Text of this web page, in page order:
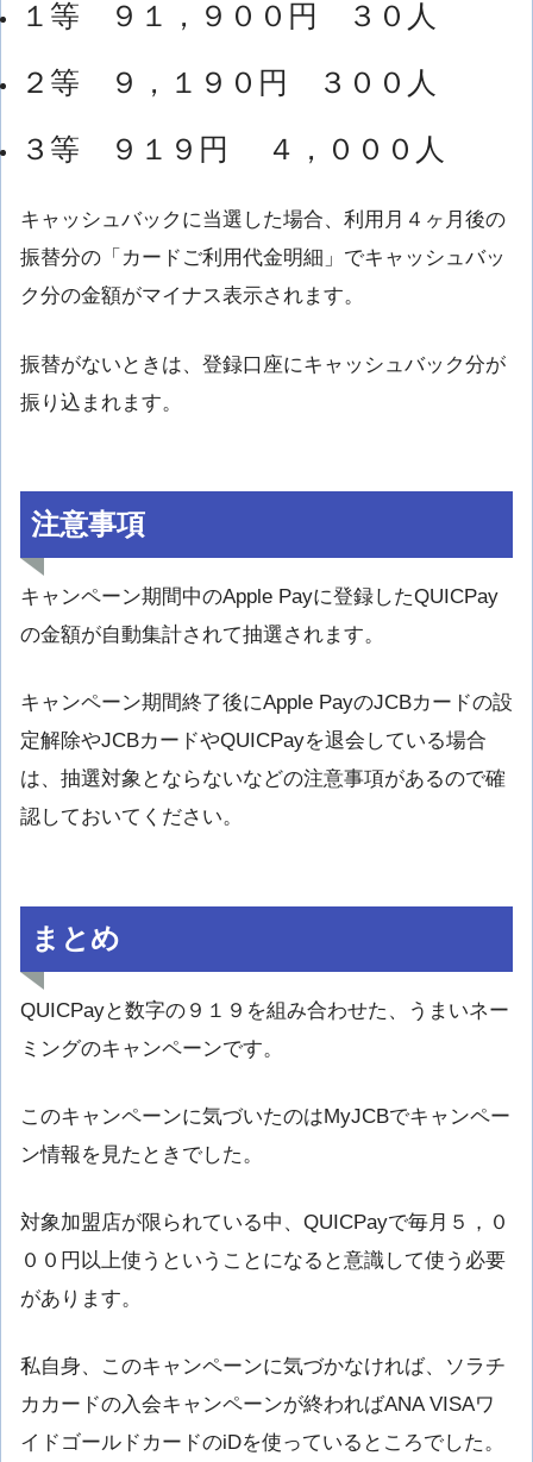
１等 ９１，９００円 ３０人
２等 ９，１９０円 ３００人
３等 ９１９円 ４，０００人
キャッシュバックに当選した場合、利用月４ヶ月後の
振替分の「カードご利用代金明細」でキャッシュバッ
ク分の金額がマイナス表示されます。
振替がないときは、登録口座にキャッシュバック分が
振り込まれます。
注意事項
キャンペーン期間中のApple Payに登録したQUICPay
の金額が自動集計されて抽選されます。
キャンペーン期間終了後にApple PayのJCBカードの設
定解除やJCBカードやQUICPayを退会している場合
は、抽選対象とならないなどの注意事項があるので確
認しておいてください。
まとめ
QUICPayと数字の９１９を組み合わせた、うまいネー
ミングのキャンペーンです。
このキャンペーンに気づいたのはMyJCBでキャンペー
ン情報を見たときでした。
対象加盟店が限られている中、QUICPayで毎月５，０
００円以上使うということになると意識して使う必要
があります。
私自身、このキャンペーンに気づかなければ、ソラチ
カカードの入会キャンペーンが終わればANA VISAワ
イドゴールドカードのiDを使っているところでした。